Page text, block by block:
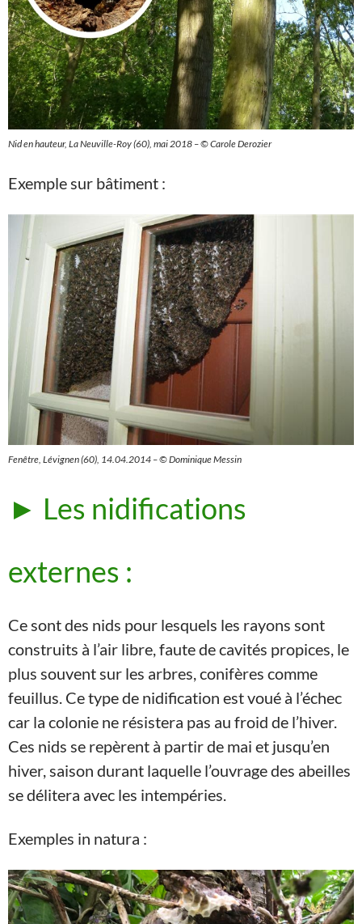
Nid en hauteur, La Neuville-Roy (60), mai 2018 – ©Carole Derozier
Exemple sur bâtiment :
Fenêtre, Lévignen (60), 14.04.2014 – © Dominique Messin
► Les nidifications
externes :
Ce sont des nids pour lesquels les rayons sont
construits à l’air libre, faute de cavités propices, le
plus souvent sur les arbres, conifères comme
feuillus. Ce type de nidification est voué à l’échec
car la colonie ne résistera pas au froid de l’hiver.
Ces nids se repèrent à partir de mai et jusqu’en
hiver, saison durant laquelle l’ouvrage des abeilles
se délitera avec les intempéries.
Exemples in natura :